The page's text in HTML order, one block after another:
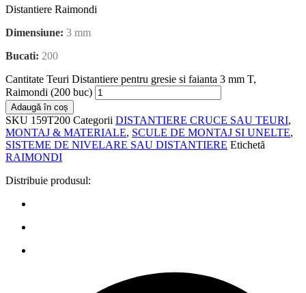
Distantiere Raimondi
Dimensiune: 3 mm
Bucati: 200
Cantitate Teuri Distantiere pentru gresie si faianta 3 mm T,
Raimondi (200 buc)
Adaugă în coș
SKU 159T200 Categorii DISTANTIERE CRUCE SAU TEURI,
MONTAJ & MATERIALE, SCULE DE MONTAJ SI UNELTE,
SISTEME DE NIVELARE SAU DISTANTIERE Etichetă
RAIMONDI
Distribuie produsul: